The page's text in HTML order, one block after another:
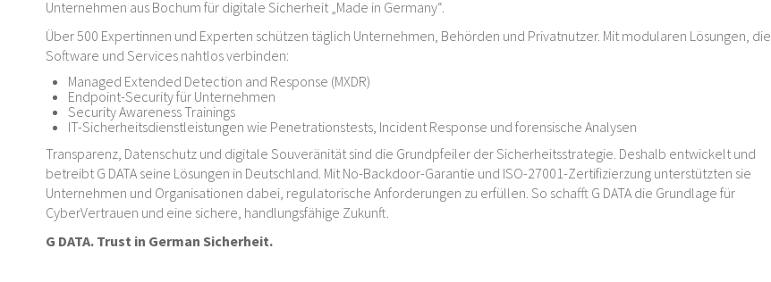
Unternehmen aus Bochum für digitale Sicherheit „Made in Germany“.
Über 500 Expertinnen und Experten schützen täglich Unternehmen, Behörden und Privatnutzer. Mit modularen Lösungen, die
Software und Services nahtlos verbinden:
Managed Extended Detection and Response (MXDR)
Endpoint-Security für Unternehmen
Security Awareness Trainings
IT-Sicherheitsdienstleistungen wie Penetrationstests, Incident Response und forensische Analysen
Transparenz, Datenschutz und digitale Souveränität sind die Grundpfeiler der Sicherheitsstrategie. Deshalb entwickelt und
betreibt G DATA seine Lösungen in Deutschland. Mit No-Backdoor-Garantie und ISO-27001-Zertifizierzung unterstützten sie
Unternehmen und Organisationen dabei, regulatorische Anforderungen zu erfüllen. So schafft G DATA die Grundlage für
CyberVertrauen und eine sichere, handlungsfähige Zukunft.
G DATA. Trust in German Sicherheit.